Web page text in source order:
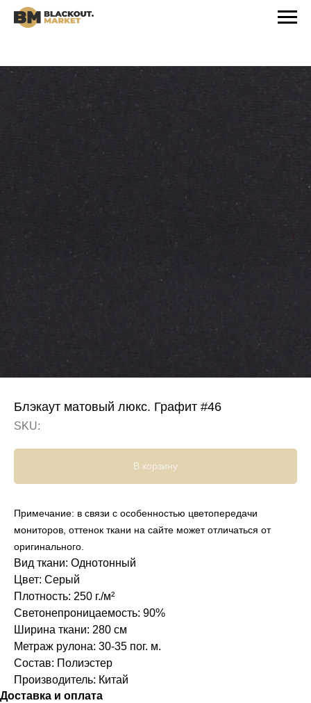
Блэкаут матовый люкс. Графит #46
SKU:
В корзину
Примечание: в связи с особенностью цветопередачи
мониторов, оттенок ткани на сайте может отличаться от
оригинального.
Вид ткани: Однотонный
Цвет: Серый
Плотность: 250 г./м²
Светонепроницаемость: 90%
Ширина ткани: 280 см
Метраж рулона: 30-35 пог. м.
Состав: Полиэстер
Производитель: Китай
Доставка и оплата